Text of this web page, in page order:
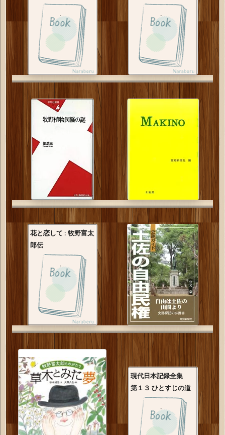
花と恋して : 牧野富太
郎伝
現代日本記録全集
第１３ ひとすじの道